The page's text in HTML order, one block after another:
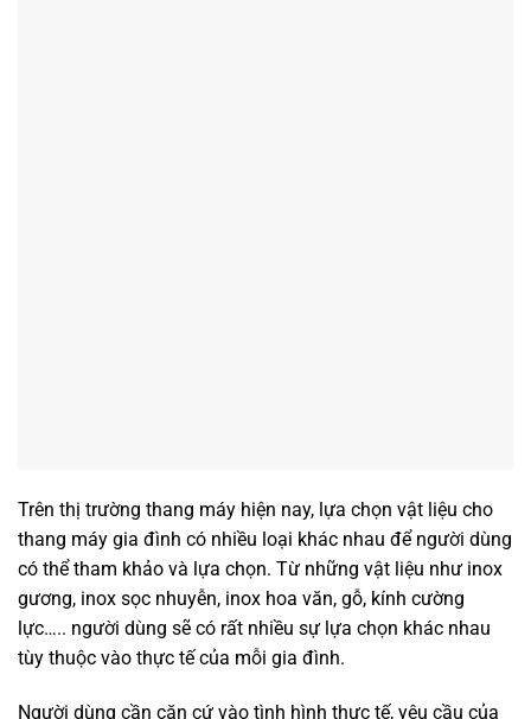
Trên thị trường thang máy hiện nay, lựa chọn vật liệu cho
thang máy gia đình có nhiều loại khác nhau để người dùng
có thể tham khảo và lựa chọn. Từ những vật liệu như inox
gương, inox sọc nhuyễn, inox hoa văn, gỗ, kính cường
lực….. người dùng sẽ có rất nhiều sự lựa chọn khác nhau
tùy thuộc vào thực tế của mỗi gia đình.
Người dùng cần căn cứ vào tình hình thực tế, yêu cầu của